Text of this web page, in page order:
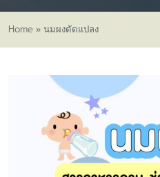
Home » นมผงดัดแปลง